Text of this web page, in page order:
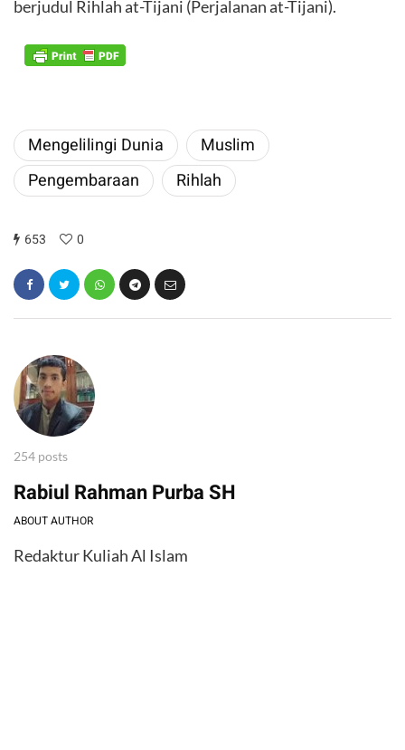
berjudul Rihlah at-Tijani (Perjalanan at-Tijani).
Mengelilingi Dunia
Muslim
Pengembaraan
Rihlah
653 0
254 posts
Rabiul Rahman Purba SH
ABOUT AUTHOR
Redaktur Kuliah Al Islam